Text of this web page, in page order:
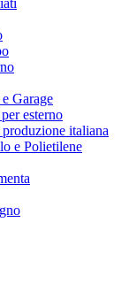
Garage
esterno
italiana
e Polietilene